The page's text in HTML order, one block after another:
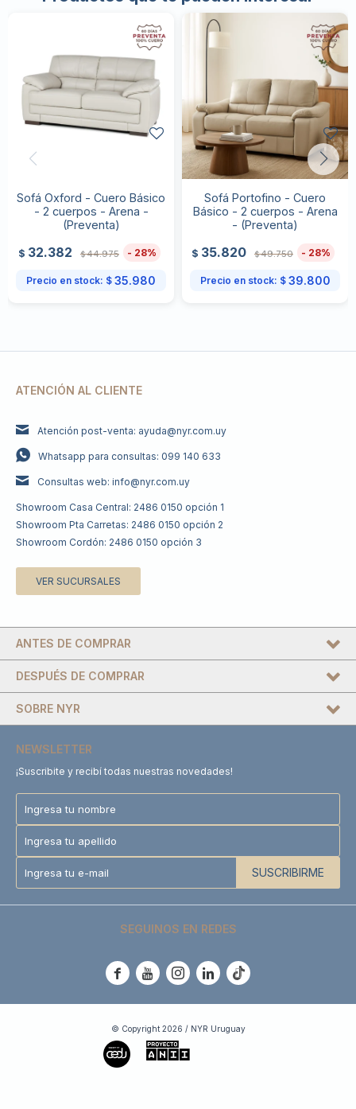
Sofá Oxford - Cuero Básico
- 2 cuerpos - Arena -
(Preventa)
$ 32.382 $44.975 28
Precio en stock: $ 35.980
Sofá Portofino - Cuero
Básico - 2 cuerpos - Arena
- (Preventa)
$ 35.820 $49.750 28
Precio en stock: $ 39.800
ATENCIÓN AL CLIENTE
Atención post-venta: ayuda@nyr.com.uy
Whatsapp para consultas: 099 140 633
Consultas web: info@nyr.com.uy
Showroom Casa Central: 2486 0150 opción 1
Showroom Pta Carretas: 2486 0150 opción 2
Showroom Cordón: 2486 0150 opción 3
VER SUCURSALES
DESPUÉS DE COMPRAR
SOBRE NYR
ANTES DE COMPRAR
NEWSLETTER
¡Suscribite y recibí todas nuestras novedades!
SUSCRIBIRME
SEGUINOS EN REDES
    
© Copyright 2026 / NYR Uruguay